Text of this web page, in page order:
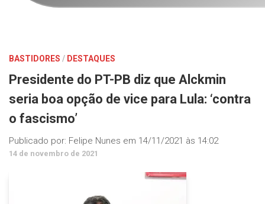
BASTIDORES / DESTAQUES
Presidente do PT-PB diz que Alckmin
seria boa opção de vice para Lula: ‘contra
o fascismo’
Publicado por: Felipe Nunes em 14/11/2021 às 14:02
14 de novembro de 2021